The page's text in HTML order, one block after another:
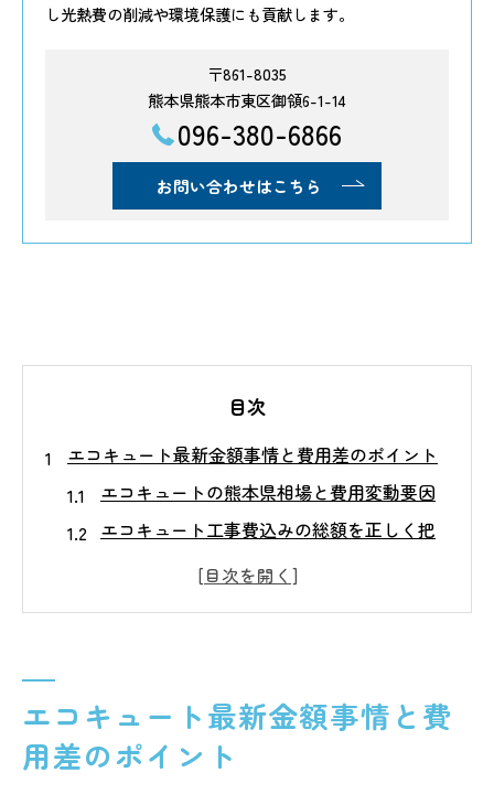
し光熱費の削減や環境保護にも貢献します。
〒861-8035
熊本県熊本市東区御領6-1-14
096-380-6866
お問い合わせはこちら
目次
エコキュート最新金額事情と費用差のポイント
エコキュートの熊本県相場と費用変動要因
エコキュート工事費込みの総額を正しく把
選び方
エコキュート販売価格の違いと実際の費用
感
エコキュート最新金額事情と費
用差のポイント